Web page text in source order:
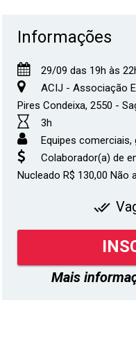
Informações
29/09 das 19h às
ACIJ - Associação
Pires Condeixa, 2550 -
3h
Equipes
Colaborador(a) de
Nucleado R$ 130,00 Não
done_all
Mais